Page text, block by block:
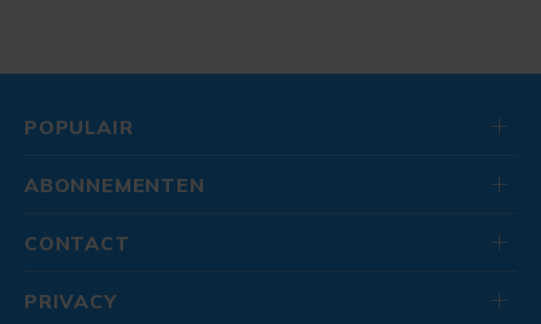
POPULAIR
ABONNEMENTEN
CONTACT
PRIVACY